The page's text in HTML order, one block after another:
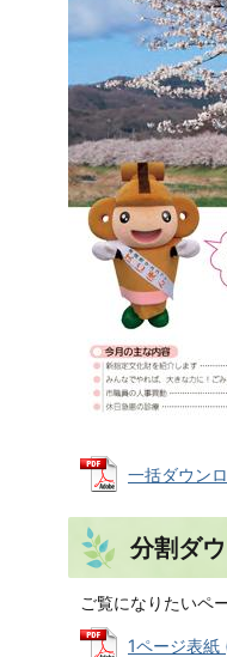
一括ダウン
分割ダ
ご覧になりたいペ
1ページ表紙